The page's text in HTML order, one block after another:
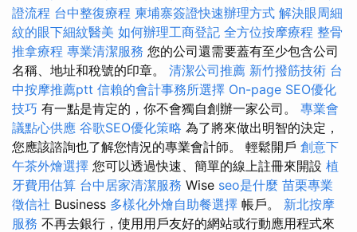
證流程 台中整復療程 柬埔寨簽證快速辦理方式 解決眼周細
紋的眼下細紋醫美 如何辦理工商登記 全方位按摩療程 整骨
推拿療程 專業清潔服務 您的公司還需要蓋有至少包含公司
名稱、地址和稅號的印章。 清潔公司推薦 新竹撥筋技術 台
中按摩推薦ptt 信賴的會計事務所選擇 On-page SEO優化
技巧 有一點是肯定的，你不會獨自創辦一家公司。 專業會
議點心供應 谷歌SEO優化策略 為了將來做出明智的決定，
您應該諮詢也了解您情況的專業會計師。 輕鬆開戶 創意下
午茶外燴選擇 您可以透過快速、簡單的線上註冊來開設 植
牙費用估算 台中居家清潔服務 Wise seo是什麼 苗栗專業
徵信社 Business 多樣化外燴自助餐選擇 帳戶。 新北按摩
服務 不再去銀行，使用用戶友好的網站或行動應用程式來